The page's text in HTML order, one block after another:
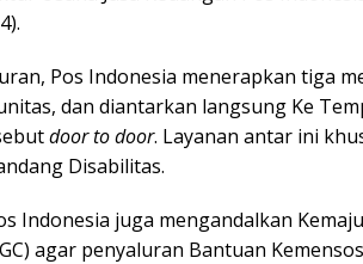
Pos Indonesia menerapkan tiga
dan diantarkan langsung Ke
door to door. Layanan antar ini
Disabilitas.
Indonesia juga mengandalkan
agar penyaluran Bantuan